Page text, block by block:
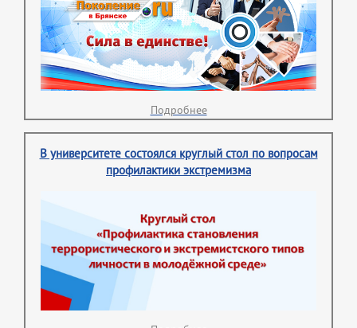
Подробнее
В университете состоялся круглый стол по вопросам
профилактики экстремизма